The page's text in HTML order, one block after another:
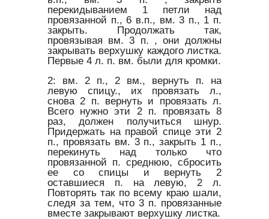
перекидыванием 1 петли над
провязанной п., 6 в.п., вм. 3 п., 1 п.
закрыть. Продолжать так,
провязывая вм. 3 п. , они должны
закрывать верхушку каждого листка.
Первые 4 л. п. вм. были для кромки.
2: вм. 2 п., 2 вм., вернуть п. на
левую спицу., их провязать л.,
снова 2 п. вернуть и провязать л.
Всего нужно эти 2 п. провязать 8
раз, должен получиться шнур.
Придержать на правой спице эти 2
п., провязать вм. 3 п., закрыть 1 п.,
перекинуть над только что
провязанной п. среднюю, сбросить
ее со спицы и вернуть 2
оставшиеся п. на левую, 2 л.
Повторять так по всему краю шали,
следя за тем, что 3 п. провязанные
вместе закрывают верхушку листка.